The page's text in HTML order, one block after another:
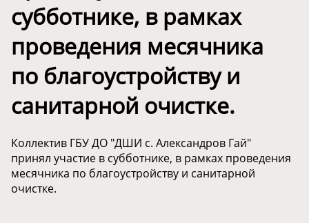
субботнике, в рамках
проведения месячника
по благоустройству и
санитарной очистке.
Коллектив ГБУ ДО "ДШИ с. Александров Гай"
принял участие в субботнике, в рамках проведения
месячника по благоустройству и санитарной
очистке.